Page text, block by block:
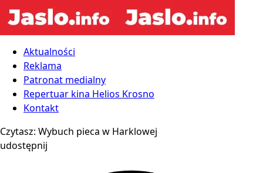
Aktualności
Reklama
Patronat medialny
Repertuar kina Helios Krosno
Kontakt
Czytasz: Wybuch pieca w Harklowej
udostępnij